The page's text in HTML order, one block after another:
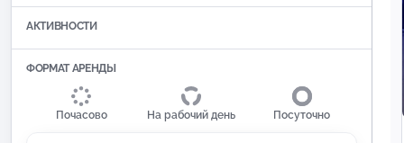
АКТИВНОСТИ
ФОРМАТ АРЕНДЫ
Почасово На рабочий день Посуточно